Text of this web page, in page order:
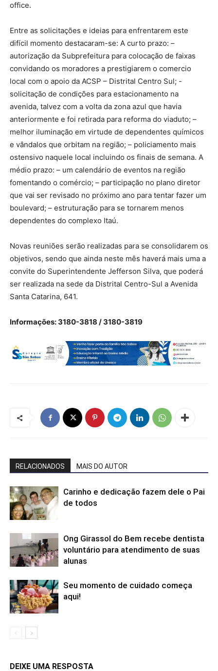
office.
Entre as solicitações e ideias para enfrentarem este
difícil momento destacaram-se: A curto prazo: –
autorização da Subprefeitura para colocação de faixas
convidando os moradores a prestigiarem o comercio
local com o apoio da ACSP – Distrital Centro Sul; -
solicitação de condições para estacionamento na
avenida, talvez com a volta da zona azul que havia
anteriormente e foi retirada para reforma do viaduto; –
melhor iluminação em virtude de dependentes químicos
e vândalos que orbitam na região; – policiamento mais
ostensivo naquele local incluindo os finais de semana. A
médio prazo: – um calendário de eventos na região
fomentando o comércio; – participação no plano diretor
que vai ser revisado no próximo ano para tentar fazer um
boulevard; – estruturação para se tornarem menos
dependentes do complexo Itaú.
Novas reuniões serão realizadas para se consolidarem os
objetivos, sendo que ainda neste mês haverá mais uma a
convite do Superintendente Jefferson Silva, que poderá
ser realizada na sede da Distrital Centro-Sul a Avenida
Santa Catarina, 641.
Informações: 3180-3818 / 3180-3819
RELACIONADOS MAIS DO AUTOR
Carinho e dedicação fazem dele o Pai
de todos
Ong Girassol do Bem recebe dentista
voluntário para atendimento de suas
alunas
Seu momento de cuidado começa
aqui!
DEIXE UMA RESPOSTA